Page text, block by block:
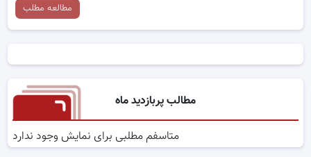
مطالعه مطلب
مطالب پربازدید ماه
متاسفم مطلبی برای نمایش وجود ندارد